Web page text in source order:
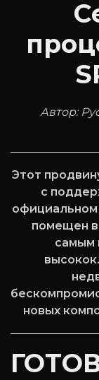
Автор:
Этот
с
официальном
помещен
самым
новых